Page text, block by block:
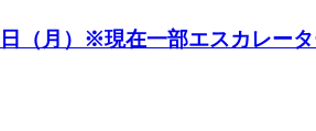
（月）※現在一部エスカレー